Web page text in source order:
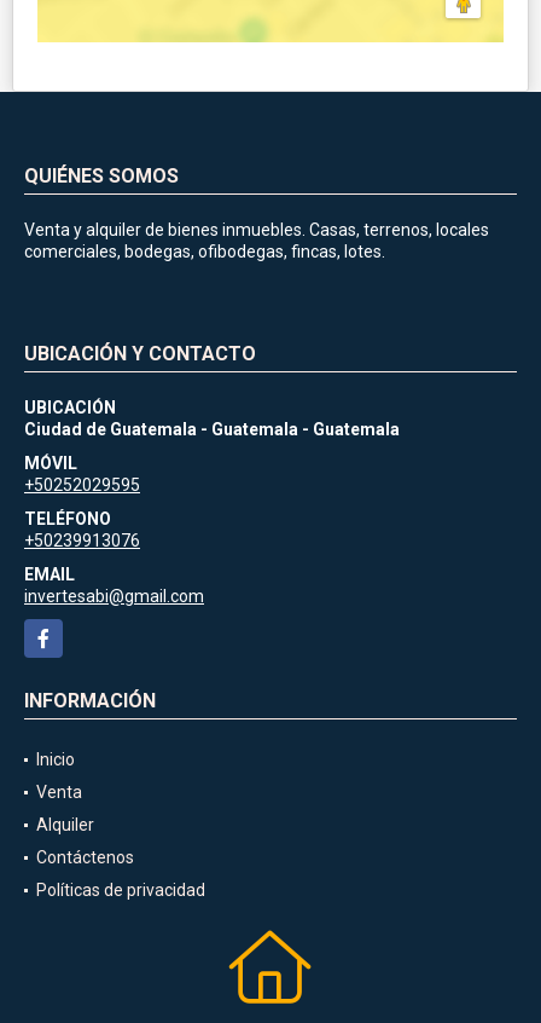
QUIÉNES SOMOS
Venta y alquiler de bienes inmuebles. Casas, terrenos, locales
comerciales, bodegas, ofibodegas, fincas, lotes.
UBICACIÓN Y CONTACTO
UBICACIÓN
Ciudad de Guatemala - Guatemala - Guatemala
MÓVIL
+50252029595
TELÉFONO
+50239913076
EMAIL
invertesabi@gmail.com
Facebook
INFORMACIÓN
Inicio
Venta
Alquiler
Contáctenos
Políticas de privacidad